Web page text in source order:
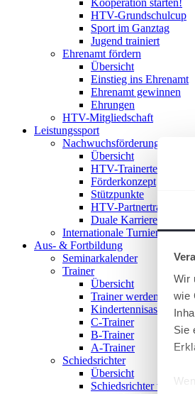
Wir
wie
Sie
Kooperation starten!
HTV-Grundschulcup
Sport im Ganztag
Jugend trainiert
Ehrenamt fördern
Übersicht
Einstieg ins Ehrenamt
Ehrenamt gewinnen
Ehrungen
HTV-Mitgliedschaft
Leistungssport
Nachwuchsförderung im HTV
Übersicht
HTV-Trainerteam
Förderkonzept
Stützpunkte
HTV-Partnertrainer
Duale Karriere
Internationale Turniere
Aus- & Fortbildung
Seminarkalender
Trainer
Übersicht
Trainer werden!
Kindertennisassistent
C-Trainer
B-Trainer
A-Trainer
Schiedsrichter
Übersicht
Schiedsrichter werden!